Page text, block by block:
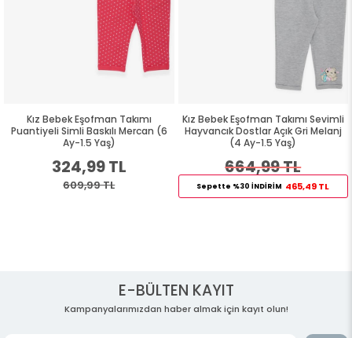
Kız Bebek Eşofman Takımı
Puantiyeli Simli Baskılı Mercan (6
Ay-1.5 Yaş)
324,99 TL
609,99 TL
Kız Bebek Eşofman Takımı Sevimli
Hayvancık Dostlar Açık Gri Melanj
(4 Ay-1.5 Yaş)
664,99 TL
Sepette %30 İNDİRİM 465,49 TL
E-BÜLTEN KAYIT
Kampanyalarımızdan haber almak için kayıt olun!